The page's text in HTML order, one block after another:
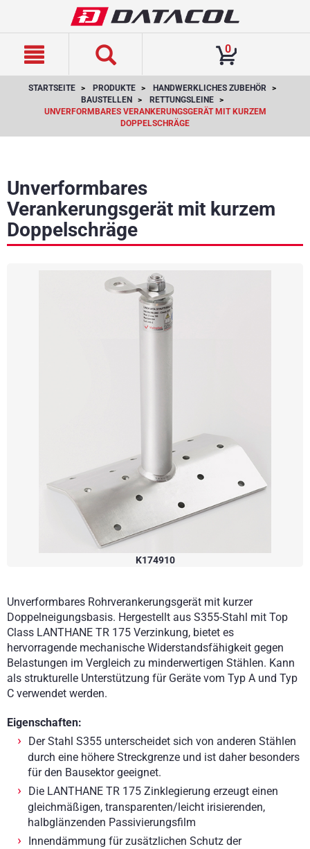
0
STARTSEITE PRODUKTE
HANDWERKLICHES ZUBEHÖR
BAUSTELLEN
RETTUNGSLEINE
UNVERFORMBARES VERANKERUNGSGERÄT MIT KURZEM
DOPPELSCHRÄGE
K174910
Unverformbares
Verankerungsgerät mit kurzem
Doppelschräge
Unverformbares Rohrverankerungsgerät mit kurzer
Doppelneigungsbasis. Hergestellt aus S355-Stahl mit Top
Class LANTHANE TR 175 Verzinkung, bietet es
hervorragende mechanische Widerstandsfähigkeit gegen
Belastungen im Vergleich zu minderwertigen Stählen. Kann
als strukturelle Unterstützung für Geräte vom Typ A und Typ
C verwendet werden.
Eigenschaften:
Der Stahl S355 unterscheidet sich von anderen Stählen
durch eine höhere Streckgrenze und ist daher besonders
für den Bausektor geeignet.
Die LANTHANE TR 175 Zinklegierung erzeugt einen
gleichmäßigen, transparenten/leicht irisierenden,
halbglänzenden Passivierungsfilm
Innendämmung für zusätzlichen Schutz der